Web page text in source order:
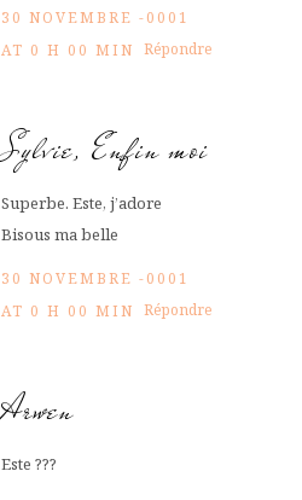
30 NOVEMBRE -0001
AT 0 H 00 MIN Répondre
Sylvie, Enfin moi
Superbe. Este, j’adore
Bisous ma belle
30 NOVEMBRE -0001
AT 0 H 00 MIN Répondre
Arwen
Este ???